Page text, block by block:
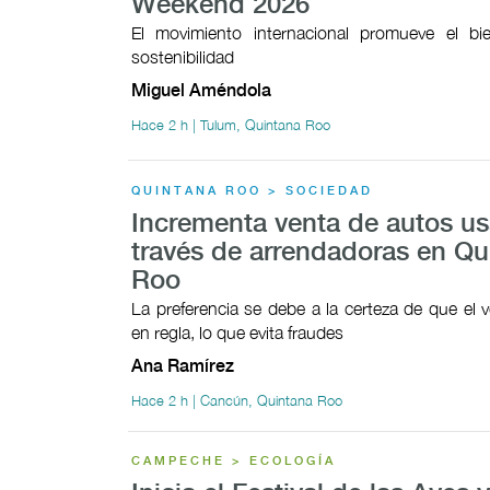
Weekend 2026
El movimiento internacional promueve el
sostenibilidad
Miguel Améndola
Hace 2 h | Tulum, Quintana Roo
QUINTANA ROO > SOCIEDAD
Incrementa venta de autos
través de arrendadoras en
Roo
La preferencia se debe a la certeza de que el
en regla, lo que evita fraudes
Ana Ramírez
Hace 2 h | Cancún, Quintana Roo
CAMPECHE > ECOLOGÍA